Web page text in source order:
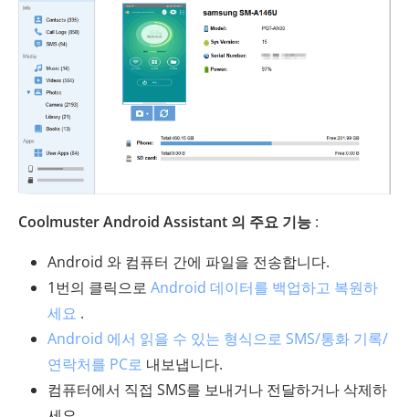
Coolmuster Android Assistant 의 주요 기능 :
Android 와 컴퓨터 간에 파일을 전송합니다.
1번의 클릭으로 Android 데이터를 백업하고 복원하
세요 .
Android 에서 읽을 수 있는 형식으로 SMS/통화 기록/
연락처를 PC로 내보냅니다.
컴퓨터에서 직접 SMS를 보내거나 전달하거나 삭제하